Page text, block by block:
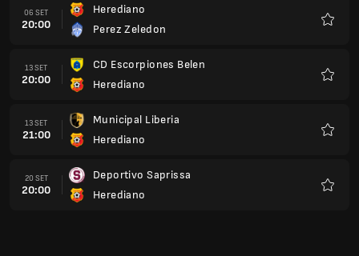
06 SET
20:00
Herediano
Perez Zeledon
13 SET
20:00
CD Escorpiones Belen
Herediano
13 SET
21:00
Municipal Liberia
Herediano
20 SET
20:00
Deportivo Saprissa
Herediano